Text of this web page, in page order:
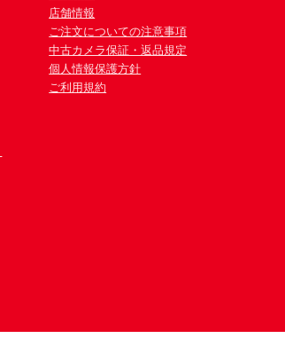
店舗情報
ご注文についての注意事項
中古カメラ保証・返品規定
個人情報保護方針
ご利用規約